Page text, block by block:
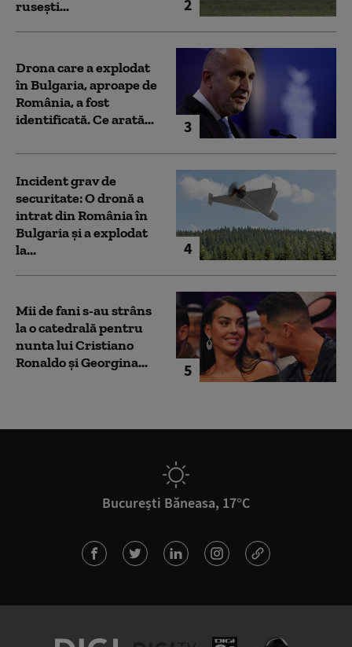
2
rusești...
3
Drona care a explodat
în Bulgaria, aproape de
România, a fost
identificată. Ce arată...
4
Incident grav de
securitate: O dronă a
intrat din România în
Bulgaria şi a explodat
la...
5
Mii de fani s-au strâns
la o catedrală pentru
nunta lui Cristiano
Ronaldo şi Georgina...
București Băneasa, 17°C